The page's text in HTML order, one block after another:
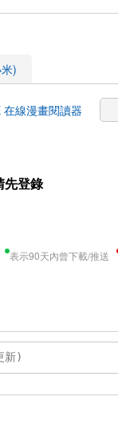
)
在線漫畫閱讀器
先登錄
表示90天內曾下載/推送